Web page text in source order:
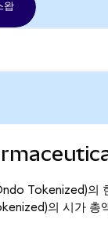
왑
Tokenized)의
의 시가 총